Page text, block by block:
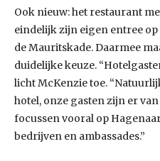
Ook nieuw: het restaurant
eindelijk zijn eigen entree op
de Mauritskade. Daarmee
duidelijke keuze.
licht McKenzie toe.
hotel, onze gasten zijn er
focussen vooral op
bedrijven en ambassades.”